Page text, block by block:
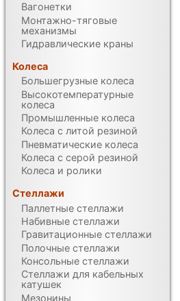
Вагонетки
Монтажно-тяговые
механизмы
Гидравлические краны
Колеса
Большегрузные колеса
Высокотемпературные
колеса
Промышленные колеса
Колеса с литой резиной
Пневматические колеса
Колеса с серой резиной
Колеса и ролики
Стеллажи
Паллетные стеллажи
Набивные стеллажи
Гравитационные стеллажи
Полочные стеллажи
Консольные стеллажи
Стеллажи для кабельных
катушек
Мезонины